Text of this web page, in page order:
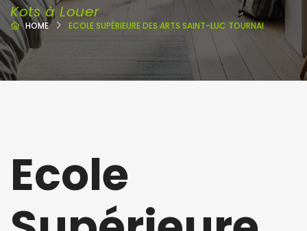
Kots à Louer
HOME ECOLE SUPÉRIEURE DES ARTS SAINT-LUC TOURNAI
Ecole